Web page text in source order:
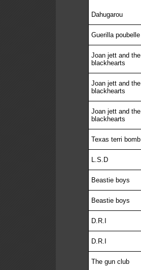
Dahugarou
Guerilla poubelle
Joan jett and the
blackhearts
Joan jett and the
blackhearts
Joan jett and the
blackhearts
Texas terri bomb
L.S.D
Beastie boys
Beastie boys
D.R.I
D.R.I
The gun club